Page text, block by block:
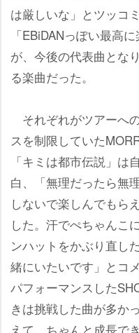
は厳しいな」とツッコ
「EBiDANっぽい最高
が、今後の代表曲とな
る楽曲だった。
それぞれがツアーへ
スを制限していた
「キミは都市伝説」は
白、「無理だったら無
しないで楽しんでもら
した。汗でぺちゃんこ
ンハットをかぶり直し
緒にいたいです」とコ
パフォーマンスした
きは挑戦した曲が多か
えて、ちゃんと成長で